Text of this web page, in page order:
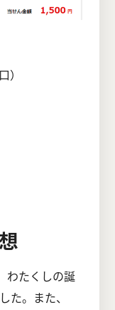
わたくしの誕
た。また、